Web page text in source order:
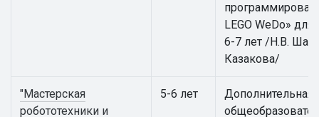
LEGO WeDo» для
6-7 лет /Н.В.
Казакова/
"Мастерская
робототехники и
5-6 лет
Дополнительная